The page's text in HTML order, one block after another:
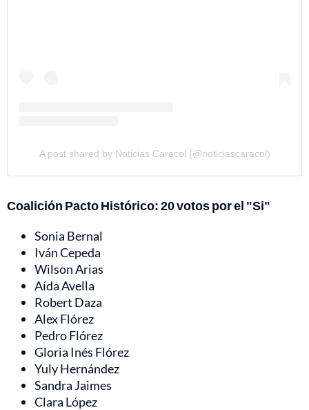
A post shared by Noticias Caracol (@noticiascaracol)
Coalición Pacto Histórico: 20 votos por el "Si"
Sonia Bernal
Iván Cepeda
Wilson Arias
Aída Avella
Robert Daza
Alex Flórez
Pedro Flórez
Gloria Inés Flórez
Yuly Hernández
Sandra Jaimes
Clara López